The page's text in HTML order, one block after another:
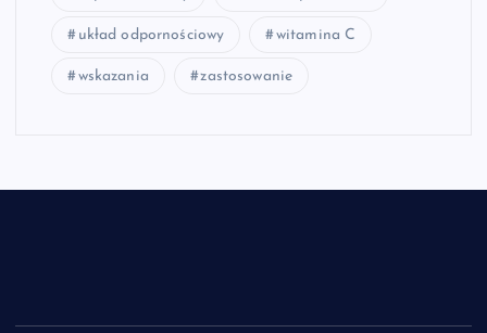
układ odpornościowy witamina C
wskazania zastosowanie